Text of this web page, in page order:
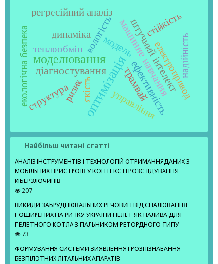
оптимізація
моделювання ефективність
машинне навчання
модельштучний інтелект
діагностування трамвай
вологість
ризик управління
теплообмін електропривод
структура
стійкість
регресійний аналіз
якість
екологічна безпека динаміка надійність
Найбільш читані статті
АНАЛІЗ ІНСТРУМЕНТІВ І ТЕХНОЛОГІЙ ОТРИМАННЯДАНИХ З
МОБІЛЬНИХ ПРИСТРОЇВ У КОНТЕКСТІ РОЗСЛІДУВАННЯ
КІБЕРЗЛОЧИНІВ
207
ВИКИДИ ЗАБРУДНЮВАЛЬНИХ РЕЧОВИН ВІД СПАЛЮВАННЯ
ПОШИРЕНИХ НА РИНКУ УКРАЇНИ ПЕЛЕТ ЯК ПАЛИВА ДЛЯ
ПЕЛЕТНОГО КОТЛА З ПАЛЬНИКОМ РЕТОРДНОГО ТИПУ
73
ФОРМУВАННЯ СИСТЕМИ ВИЯВЛЕННЯ І РОЗПІЗНАВАННЯ
БЕЗПІЛОТНИХ ЛІТАЛЬНИХ АПАРАТІВ